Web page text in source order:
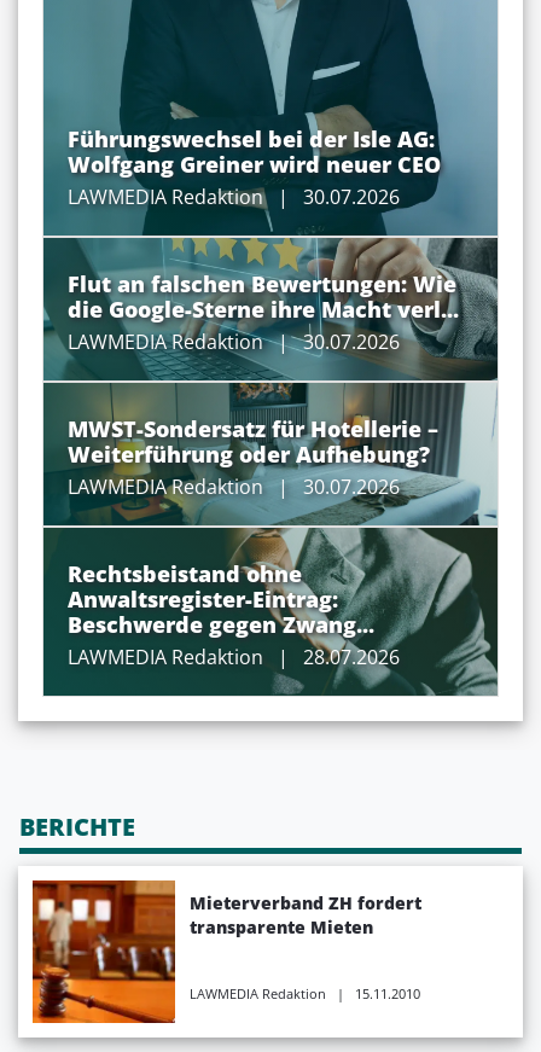
Führungswechsel bei der Isle AG:
Wolfgang Greiner wird neuer CEO
LAWMEDIA Redaktion| 30.07.2026
Flut an falschen Bewertungen: Wie
die Google-Sterne ihre Macht verl...
LAWMEDIA Redaktion| 30.07.2026
MWST-Sondersatz für Hotellerie –
Weiterführung oder Aufhebung?
LAWMEDIA Redaktion | 30.07.2026
Rechtsbeistand ohne
Anwaltsregister-Eintrag:
Beschwerde gegen Zwang...
LAWMEDIA Redaktion | 28.07.2026
BERICHTE
Mieterverband ZH fordert
transparente Mieten
LAWMEDIA Redaktion | 15.11.2010